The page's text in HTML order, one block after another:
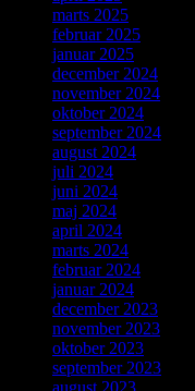
marts 2025
februar 2025
januar 2025
december 2024
november 2024
oktober 2024
september 2024
august 2024
juli 2024
juni 2024
maj 2024
april 2024
marts 2024
februar 2024
januar 2024
december 2023
november 2023
oktober 2023
september 2023
august 2023